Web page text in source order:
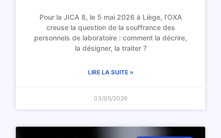
Pour la JICA 8, le 5 mai 2026 à Liège, l’OXA
creuse la question de la souffrance des
personnels de laboratoire : comment la décrire,
la désigner, la traiter ?
LIRE LA SUITE »
03/05/2026